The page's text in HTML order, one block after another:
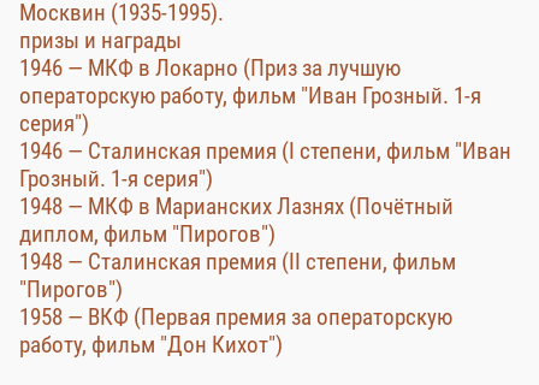
Москвин (1935-1995).
призы и награды
1946 — МКФ в Локарно (Приз за лучшую
операторскую работу, фильм "Иван Грозный. 1-я
серия")
1946 — Сталинская премия (I степени, фильм "Иван
Грозный. 1-я серия")
1948 — МКФ в Марианских Лазнях (Почётный
диплом, фильм "Пирогов")
1948 — Сталинская премия (II степени, фильм
"Пирогов")
1958 — ВКФ (Первая премия за операторскую
работу, фильм "Дон Кихот")